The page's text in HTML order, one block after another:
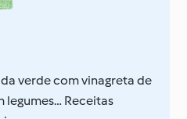
verde com vinagreta de
legumes… Receitas